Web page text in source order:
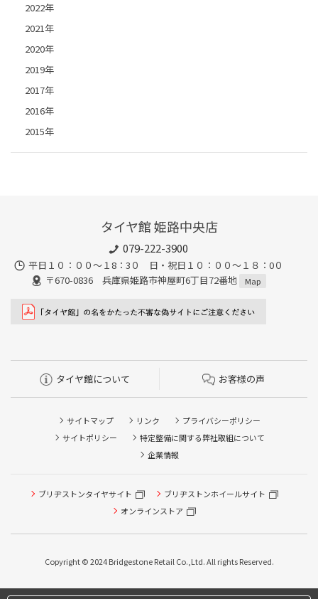
2022年
2021年
2020年
2019年
2017年
2016年
2015年
タイヤ館 姫路中央店
079-222-3900
平日１０：００～１8：3０ 日・祝日１０：００～１８：0０
〒670-0836 兵庫県姫路市神屋町6丁目72番地
Map
タイヤ館について お客様の声
サイトマップ リンク
プライバシーポリシー
サイトポリシー
特定整備に関する弊社取組について
企業情報
ブリヂストンタイヤサイト
ブリヂストンホイールサイト
オンラインストア
Copyright © 2024 Bridgestone Retail Co.,Ltd. All rights Reserved.
タイヤ点検・安全点検/タイヤ履き替え/オイル交換/その他